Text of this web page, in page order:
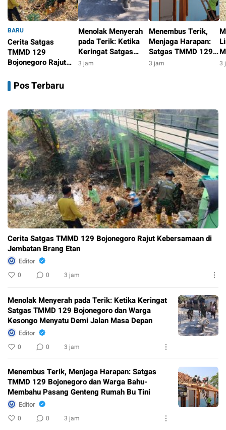
BARU
Cerita Satgas
TMMD 129
Bojonegoro Rajut
Jembatan Brang
Etan
Menolak Menyerah
pada Terik: Ketika
Keringat Satgas
TMMD 129
3 jam
Menembus Terik,
Menjaga Harapan:
Satgas TMMD 129
Bojonegoro dan
3 jam 3
Pos Terbaru
Cerita Satgas TMMD 129 Bojonegoro Rajut Kebersamaan di
Jembatan Brang Etan
Editor
0 0 3 jam
Menolak Menyerah pada Terik: Ketika Keringat
Satgas TMMD 129 Bojonegoro dan Warga
Kesongo Menyatu Demi Jalan Masa Depan
Editor
0 0 3 jam
Menembus Terik, Menjaga Harapan: Satgas
TMMD 129 Bojonegoro dan Warga Bahu-
Membahu Pasang Genteng Rumah Bu Tini
Editor
0 0 3 jam